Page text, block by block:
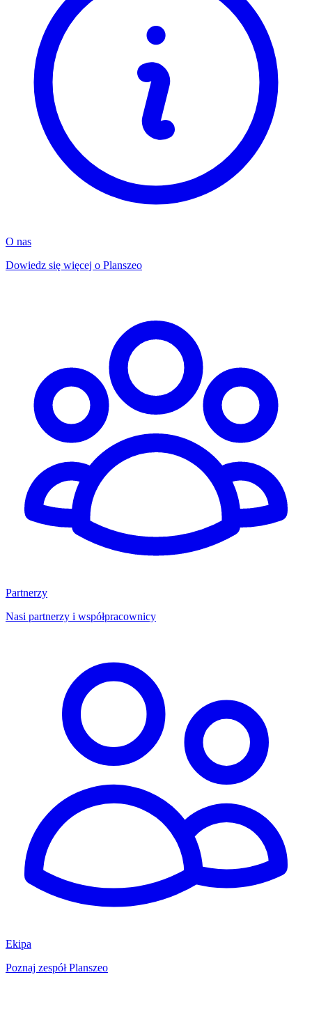
O nas
Dowiedz się więcej o Planszeo
Partnerzy
Nasi partnerzy i współpracownicy
Ekipa
Poznaj zespół Planszeo